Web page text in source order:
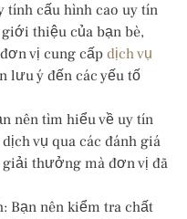
tính cấu hình cao uy tín
thiệu của bạn bè,
vị cung cấp dịch vụ
lưu ý đến các yếu tố
nên tìm hiểu về uy tín
vụ qua các đánh giá
giải thưởng mà đơn vị đã
Bạn nên kiểm tra chất